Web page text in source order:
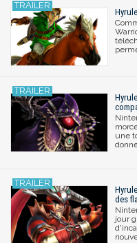
une
des
jour